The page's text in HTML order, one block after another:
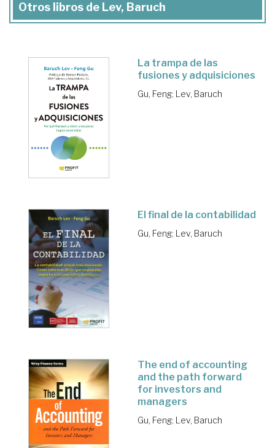
Otros libros de Lev, Baruch
La trampa de las
fusiones y adquisiciones
Gu, Feng; Lev, Baruch
El final de la contabilidad
Gu, Feng; Lev, Baruch
The end of accounting
and the path forward
for investors and
managers
Gu, Feng; Lev, Baruch